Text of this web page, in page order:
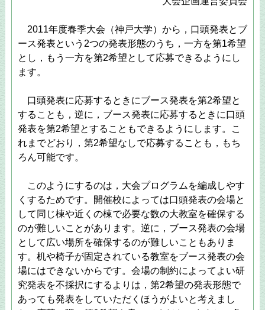
2011年度春季大会（神戸大学）から，口頭発表とブ
ース発表という2つの発表形態のうち，一方を第1希望
とし，もう一方を第2希望として応募できるようにし
ます。
口頭発表に応募するときにブース発表を第2希望と
することも，逆に，ブース発表に応募するときに口頭
発表を第2希望とすることもできるようにします。こ
れまでどおり，第2希望なしで応募することも，もち
ろん可能です。
このようにするのは，大会プログラムを編成しやす
くするためです。開催校によっては口頭発表の会場と
して同じ棟や近くの棟で必要な数の大教室を確保する
のが難しいことがあります。逆に，ブース発表の会場
として広い場所を確保するのが難しいこともありま
す。机や椅子が固定されている教室をブース発表の会
場にはできないからです。会場の制約によってよい研
究発表を不採択にするよりは，第2希望の発表形態で
あっても発表をしていただくほうがよいと考えまし